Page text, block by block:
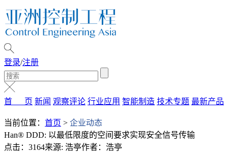
登录/注册
首 页 新闻 观察评论 行业应用 智能制造 技术专题 最新产品
当前位置： 首页 > 企业动态
Han® DDD: 以最低限度的空间要求实现安全信号传输
点击：3164来源: 浩亭作者：浩亭